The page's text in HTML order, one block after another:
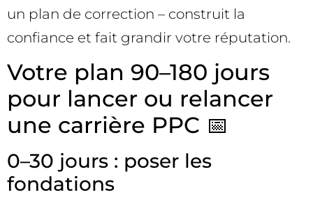
un plan de correction – construit la
confiance et fait grandir votre réputation.
Votre plan 90–180 jours
pour lancer ou relancer
une carrière PPC 📅
0–30 jours : poser les
fondations